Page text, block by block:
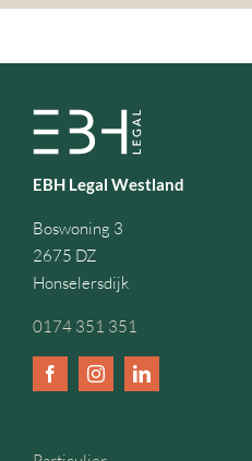
EBH Legal Westland
Boswoning 3
2675 DZ
Honselersdijk
0174 351 351